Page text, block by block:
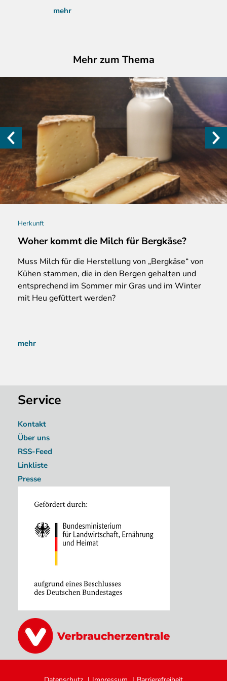
mehr
Mehr zum Thema
Herkunft
Woher kommt die Milch für Bergkäse?
Muss Milch für die Herstellung von „Bergkäse“ von
Kühen stammen, die in den Bergen gehalten und
entsprechend im Sommer mir Gras und im Winter
mit Heu gefüttert werden?
mehr
Image
Service
Kontakt
Über uns
RSS-Feed
Linkliste
Presse